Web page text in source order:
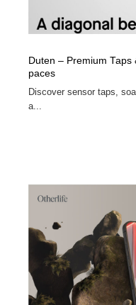
Duten – Premium
paces
Discover sensor taps,
a...